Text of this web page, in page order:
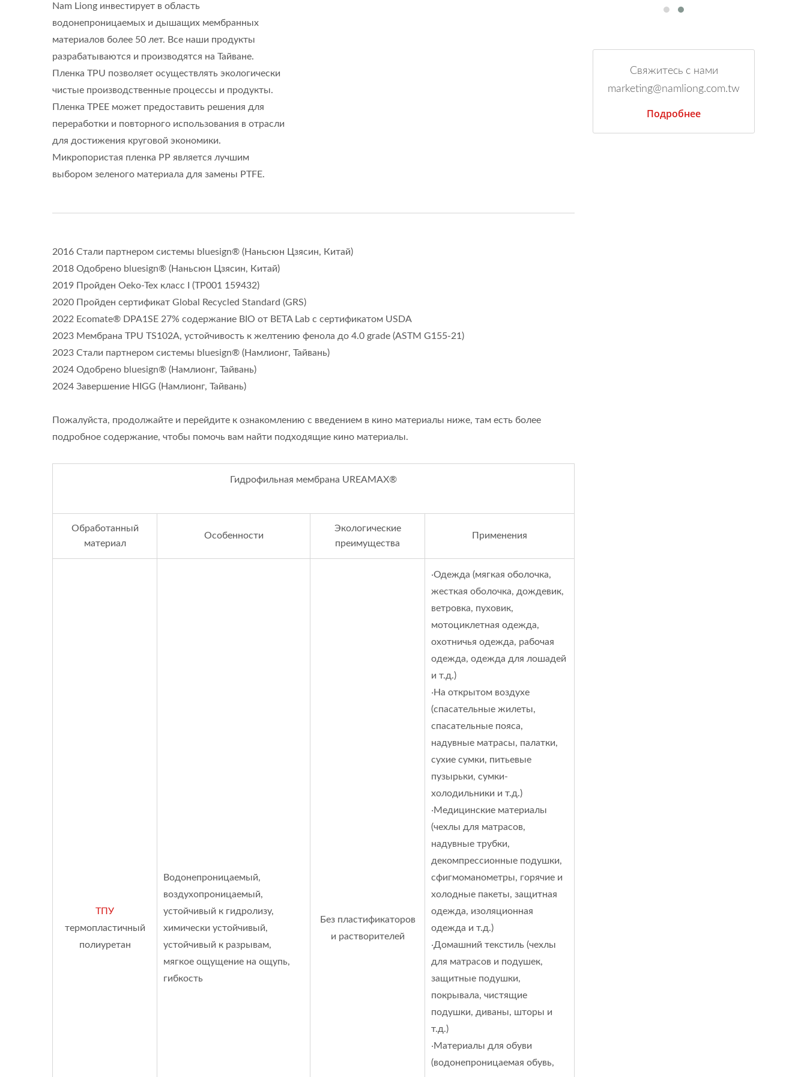
Nam Liong инвестирует в область
водонепроницаемых и дышащих мембранных
материалов более 50 лет. Все наши продукты
разрабатываются и производятся на Тайване.
Пленка TPU позволяет осуществлять экологически
чистые производственные процессы и продукты.
Пленка TPEE может предоставить решения для
переработки и повторного использования в отрасли
для достижения круговой экономики.
Микропористая пленка PP является лучшим
выбором зеленого материала для замены PTFE.
2016 Стали партнером системы bluesign® (Наньсюн Цзясин, Китай)
2018 Одобрено bluesign® (Наньсюн Цзясин, Китай)
2019 Пройден Oeko-Tex класс I (TP001 159432)
2020 Пройден сертификат Global Recycled Standard (GRS)
2022 Ecomate® DPA1SE 27% содержание BIO от BETA Lab с сертификатом USDA
2023 Мембрана TPU TS102A, устойчивость к желтению фенола до 4.0 grade (ASTM G155-21)
2023 Стали партнером системы bluesign® (Намлионг, Тайвань)
2024 Одобрено bluesign® (Намлионг, Тайвань)
2024 Завершение HIGG (Намлионг, Тайвань)
Пожалуйста, продолжайте и перейдите к ознакомлению с введением в кино материалы ниже, там есть более
подробное содержание, чтобы помочь вам найти подходящие кино материалы.
Гидрофильная мембрана UREAMAX®
Обработанный
материал
Особенности
Экологические
преимущества
Применения
ТПУ
термопластичный
полиуретан
Водонепроницаемый,
воздухопроницаемый,
устойчивый к гидролизу,
химически устойчивый,
устойчивый к разрывам,
мягкое ощущение на ощупь,
гибкость
Без пластификаторов
и растворителей
‧Одежда (мягкая оболочка,
жесткая оболочка, дождевик,
ветровка, пуховик,
мотоциклетная одежда,
охотничья одежда, рабочая
одежда, одежда для лошадей
и т.д.)
‧На открытом воздухе
(спасательные жилеты,
спасательные пояса,
надувные матрасы, палатки,
сухие сумки, питьевые
пузырьки, сумки-
холодильники и т.д.)
‧Медицинские материалы
(чехлы для матрасов,
надувные трубки,
декомпрессионные подушки,
сфигмоманометры, горячие и
холодные пакеты, защитная
одежда, изоляционная
одежда и т.д.)
‧Домашний текстиль (чехлы
для матрасов и подушек,
защитные подушки,
покрывала, чистящие
подушки, диваны, шторы и
т.д.)
‧Материалы для обуви
(водонепроницаемая обувь,
Свяжитесь с нами
marketing@namliong.com.tw
Подробнее